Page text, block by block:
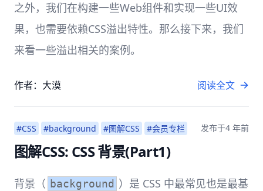
之外，我们在构建一些Web组件和实现一些UI效
果，也需要依赖CSS溢出特性。那么接下来，我们
来看一些溢出相关的案例。
作者：大漠 阅读全文
#CSS #background #图解CSS #会员专栏 发布于4 年前
图解CSS: CSS 背景(Part1)
背景（ background ）是 CSS 中最常见也是最基